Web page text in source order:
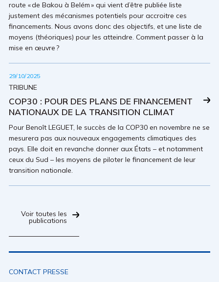
route « de Bakou à Belém » qui vient d’être publiée liste
justement des mécanismes potentiels pour accroitre ces
financements. Nous avons donc des objectifs, et une liste de
moyens (théoriques) pour les atteindre. Comment passer à la
mise en œuvre ?
29/10/2025
TRIBUNE
COP30 : POUR DES PLANS DE FINANCEMENT
NATIONAUX DE LA TRANSITION CLIMAT
Pour Benoît LEGUET, le succès de la COP30 en novembre ne se
mesurera pas aux nouveaux engagements climatiques des
pays. Elle doit en revanche donner aux États – et notamment
ceux du Sud – les moyens de piloter le financement de leur
transition nationale.
Voir toutes les
publications
CONTACT PRESSE